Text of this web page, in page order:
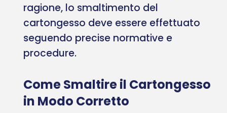
ragione, lo smaltimento del
cartongesso deve essere effettuato
seguendo precise normative e
procedure.
Come Smaltire il Cartongesso
in Modo Corretto